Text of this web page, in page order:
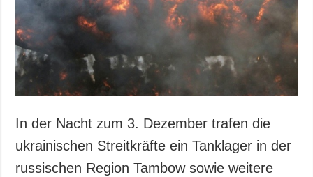
In der Nacht zum 3. Dezember trafen die
ukrainischen Streitkräfte ein Tanklager in der
russischen Region Tambow sowie weitere